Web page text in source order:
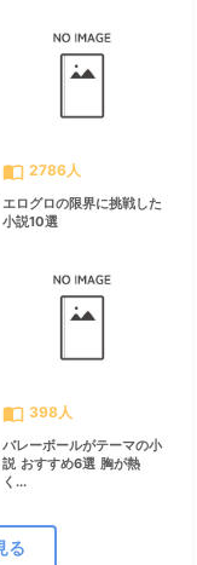
import_contacts 2786人
エログロの限界に挑戦した
小説10選
import_contacts 398人
バレーボールがテーマの小
説 おすすめ6選 胸が熱
く...
る